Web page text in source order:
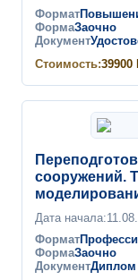
Формат
ФормаЗаочно
Документ
Стоимость:39900
сооружений.
Дата начала:
Формат
ФормаЗаочно
ДокументДиплом